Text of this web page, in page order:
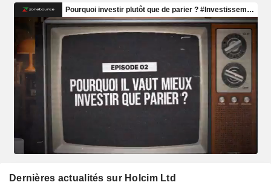
Dernières actualités sur Holcim Ltd